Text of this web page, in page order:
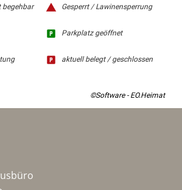
begehbar Gesperrt / Lawinensperrung
Parkplatz geöffnet
aktuell belegt / geschlossen
©Software - EO.Heimat